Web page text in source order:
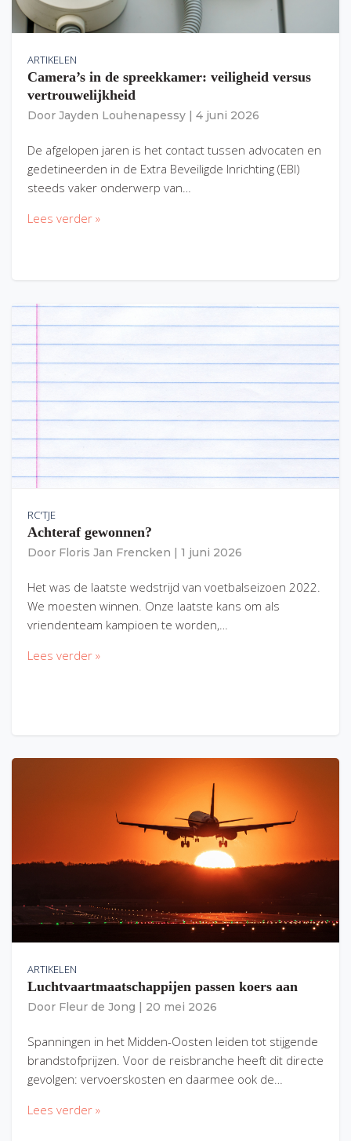
ARTIKELEN
Camera’s in de spreekkamer: veiligheid versus
vertrouwelijkheid
Door Jayden Louhenapessy 4 juni 2026
De afgelopen jaren is het contact tussen advocaten en
gedetineerden in de Extra Beveiligde Inrichting (EBI)
steeds vaker onderwerp van…
Lees verder »
RC'TJE
Achteraf gewonnen?
Door Floris Jan Frencken 1 juni 2026
Het was de laatste wedstrijd van voetbalseizoen 2022.
We moesten winnen. Onze laatste kans om als
vriendenteam kampioen te worden,…
Lees verder »
ARTIKELEN
Luchtvaartmaatschappijen passen koers aan
Door Fleur de Jong 20 mei 2026
Spanningen in het Midden-Oosten leiden tot stijgende
brandstofprijzen. Voor de reisbranche heeft dit directe
gevolgen: vervoerskosten en daarmee ook de…
Lees verder »